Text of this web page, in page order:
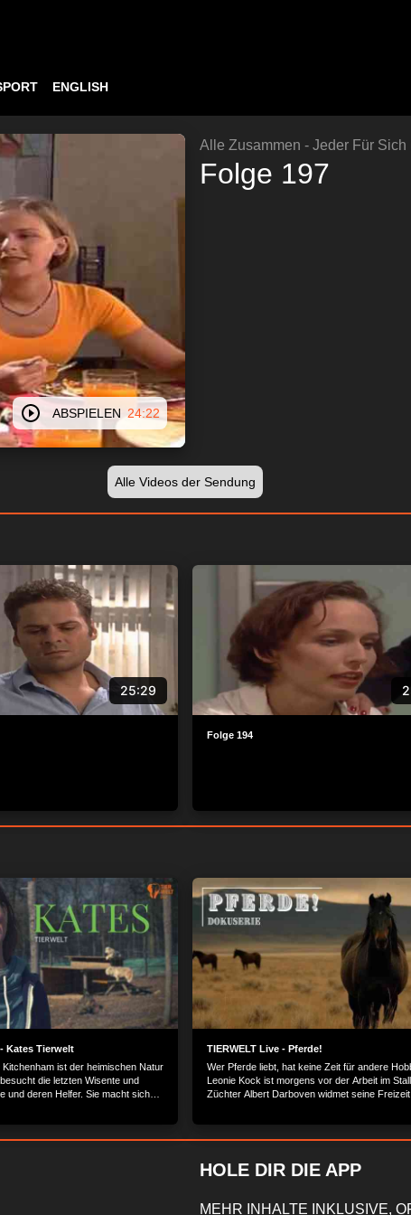
ENGLISH
ABSPIELEN 24:22
Alle Zusammen - Jeder Für
Folge 197
Alle Videos der Sendung
25:29
Folge 194
Kates Tierwelt
ist der heimischen Natur
die letzten Wisente und
und deren Helfer. Sie macht sich
TIERWELT Live - Pferde!
Wer Pferde liebt, hat keine Zeit für andere
Leonie Kock ist morgens vor der Arbeit im Stall.
Züchter Albert Darboven widmet seine
HOLE DIR DIE APP
MEHR INHALTE INKLUSIVE,